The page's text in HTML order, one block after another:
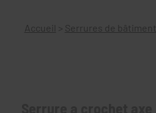
Accueil > Serrures de bâtiment